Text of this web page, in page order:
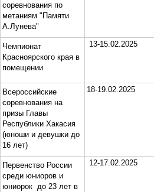
соревнования по
метаниям "Памяти
А.Лунева"
Чемпионат
Красноярского края в
помещении
13-15.02.2025
Всероссийские
соревнования на
призы Главы
Республики Хакасия
(юноши и девушки до
16 лет)
18-19.02.2025
Первенство России
среди юниоров и
юниорок до 23 лет в
12-17.02.2025